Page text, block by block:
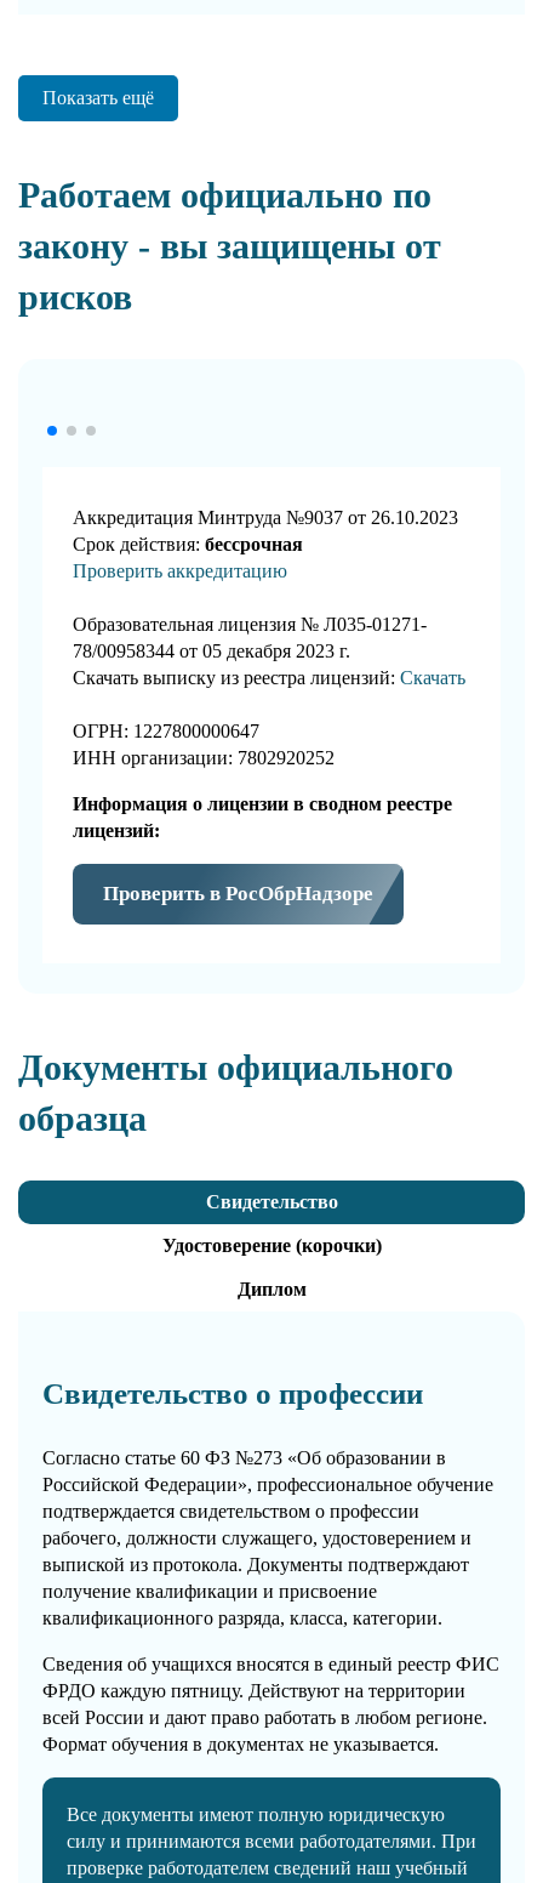
Показать ещё
Работаем официально по
закону - вы защищены от
рисков
Аккредитация Минтруда №9037 от 26.10.2023
Срок действия: бессрочная
Проверить аккредитацию
Образовательная лицензия № Л035-01271-
78/00958344 от 05 декабря 2023 г.
Скачать выписку из реестра лицензий: Скачать
ОГРН: 1227800000647
ИНН организации: 7802920252
Информация о лицензии в сводном реестре
лицензий:
Проверить в РосОбрНадзоре
Документы официального
образца
Свидетельство
Удостоверение (корочки)
Диплом
Свидетельство о профессии
Согласно статье 60 ФЗ №273 «Об образовании в
Российской Федерации», профессиональное обучение
подтверждается свидетельством о профессии
рабочего, должности служащего, удостоверением и
выпиской из протокола. Документы подтверждают
получение квалификации и присвоение
квалификационного разряда, класса, категории.
Сведения об учащихся вносятся в единый реестр ФИС
ФРДО каждую пятницу. Действуют на территории
всей России и дают право работать в любом регионе.
Формат обучения в документах не указывается.
Все документы имеют полную юридическую
силу и принимаются всеми работодателями. При
проверке работодателем сведений наш учебный